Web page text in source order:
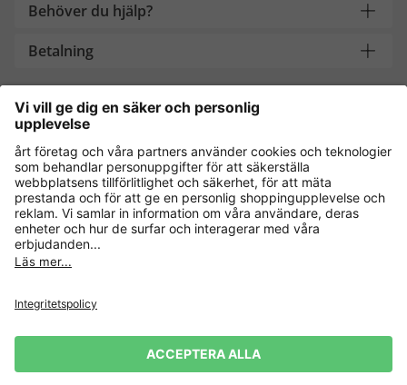
Behöver du hjälp?
Betalning
Handla säkert med
Andra onlinebutiker
Sverige
Allmänna villkor Ångra köp
Cookie-inställningar